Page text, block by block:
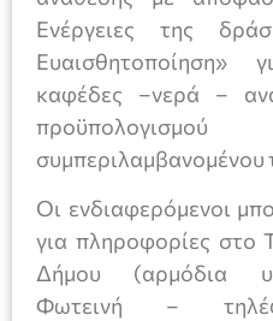
Ενέργειες της
Ευαισθητοποίηση»
καφέδες –νερά –
Οι ενδιαφερόμενοι
για πληροφορίες στο
Δήμου (αρμόδια
Φωτεινή –